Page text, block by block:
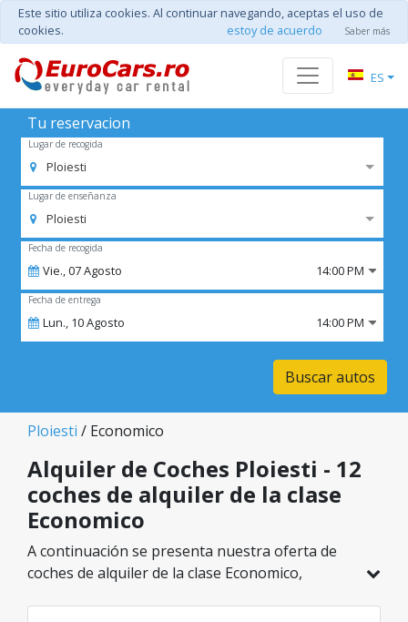
Este sitio utiliza cookies. Al continuar navegando, aceptas el uso de
cookies.
estoy de acuerdo Saber más
ES
Tu reservacion
Lugar de recogida
Ploiesti
Lugar de enseñanza
Ploiesti
Fecha de recogida
Vie.,07Agosto 14:00 PM
Fecha de entrega
Lun., 10Agosto 14:00 PM
Buscar autos
Ploiesti / Economico
Alquiler de Coches Ploiesti - 12
coches de alquiler de la clase
Economico
A continuación se presenta nuestra oferta de
coches de alquiler de la clase Economico,